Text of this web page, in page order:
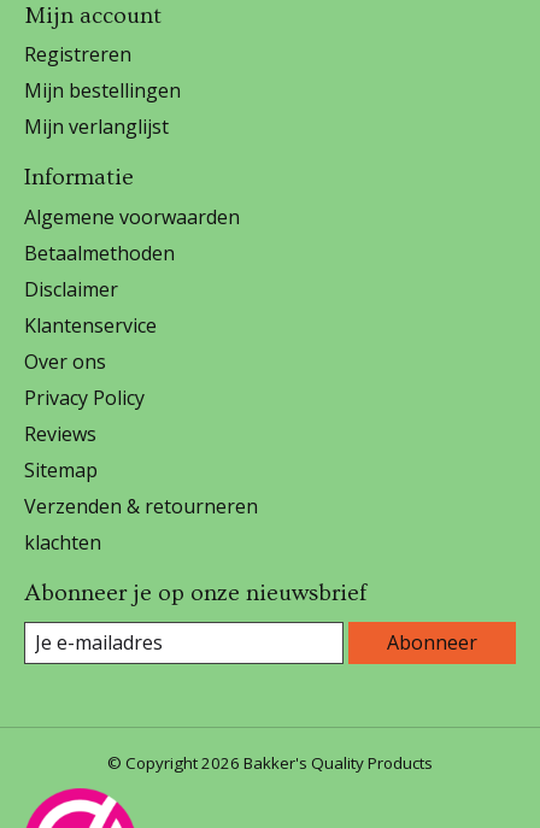
Mijn account
Registreren
Mijn bestellingen
Mijn verlanglijst
Informatie
Algemene voorwaarden
Betaalmethoden
Disclaimer
Klantenservice
Over ons
Privacy Policy
Reviews
Sitemap
Verzenden & retourneren
klachten
Abonneer je op onze nieuwsbrief
Abonneer
© Copyright 2026 Bakker's Quality Products